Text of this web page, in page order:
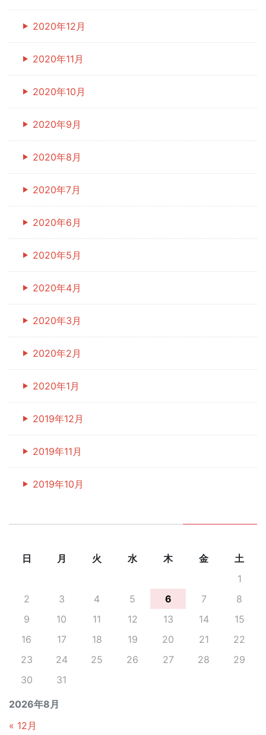
2020年12月
2020年11月
2020年10月
2020年9月
2020年8月
2020年7月
2020年6月
2020年5月
2020年4月
2020年3月
2020年2月
2020年1月
2019年12月
2019年11月
2019年10月
2026年8月
日 月 火 水 木 金
土
1
2
3 4 5 6 7
8
9
10 11 12 13 14
15
16
17 18 19 20 21
22
23
24 25 26 27 28
29
30
31
« 12月